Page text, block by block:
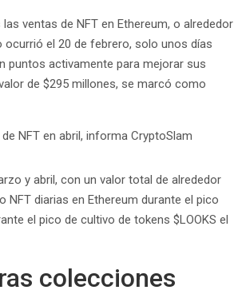
ventas de NFT en Ethereum, o alrededor
ocurrió el 20 de febrero, solo unos días
puntos activamente para mejorar sus
de $295 millones, se marcó como
y abril, con un valor total de alrededor
NFT diarias en Ethereum durante el pico
el pico de cultivo de tokens $LOOKS el
colecciones